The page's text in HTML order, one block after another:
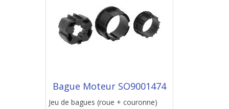
Bague Moteur SO9001474
Jeu de bagues (roue + couronne)